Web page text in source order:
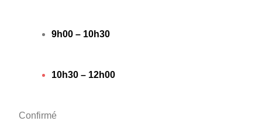
9h00 – 10h30
10h30 – 12h00
Confirmé